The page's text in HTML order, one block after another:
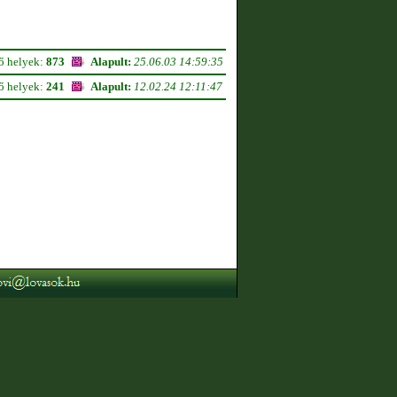
helyek: 873 Alapult: 25.06.03 14:59:35
helyek: 241 Alapult: 12.02.24 12:11:47